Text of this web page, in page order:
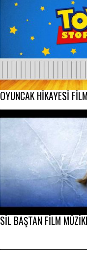
OYUNCAK HİKAYESİ
SİL BAŞTAN FİLM